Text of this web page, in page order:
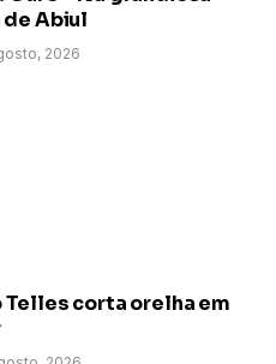
de Abiul
2026
Telles corta orelha em